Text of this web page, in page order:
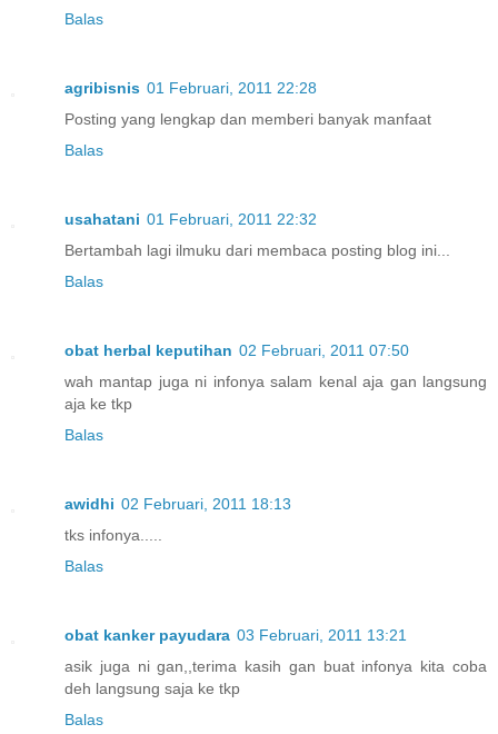
Balas
agribisnis 01 Februari, 2011 22:28
Posting yang lengkap dan memberi banyak manfaat
Balas
usahatani 01 Februari, 2011 22:32
Bertambah lagi ilmuku dari membaca posting blog ini...
Balas
obat herbal keputihan 02 Februari, 2011 07:50
wah mantap juga ni infonya salam kenal aja gan langsung
aja ke tkp
Balas
awidhi 02 Februari, 2011 18:13
tks infonya.....
Balas
obat kanker payudara 03 Februari, 2011 13:21
asik juga ni gan,,terima kasih gan buat infonya kita coba
deh langsung saja ke tkp
Balas